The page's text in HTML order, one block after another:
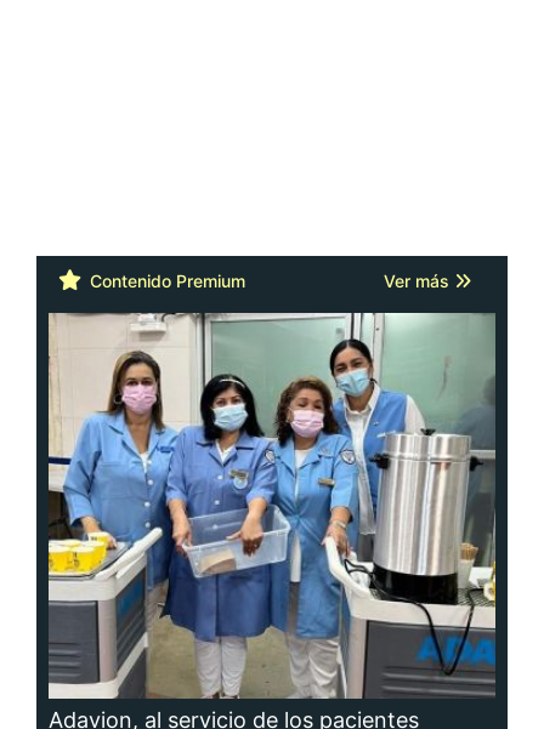
Contenido Premium Ver más
Adavion, al servicio de los pacientes